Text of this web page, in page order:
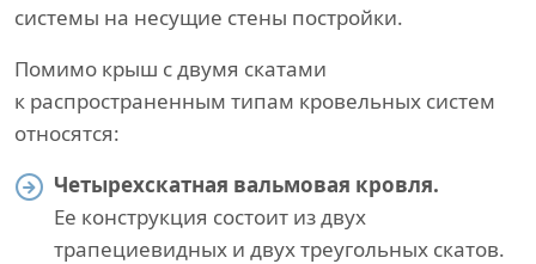
системы на несущие стены постройки.
Помимо крыш с двумя скатами
к распространенным типам кровельных систем
относятся:
Четырехскатная вальмовая кровля.
Ее конструкция состоит из двух
трапециевидных и двух треугольных скатов.